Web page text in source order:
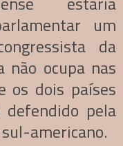
um
da
ocupa nas
os dois países
pela
americano.